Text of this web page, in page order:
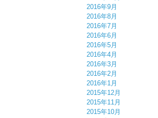
2016年9月
2016年8月
2016年7月
2016年6月
2016年5月
2016年4月
2016年3月
2016年2月
2016年1月
2015年12月
2015年11月
2015年10月